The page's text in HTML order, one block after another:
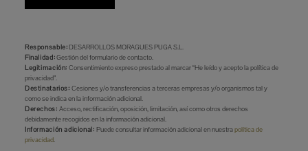
Responsable:DESARROLLOS MORAGUES PUGA S.L.
Finalidad:Gestión del formulario de contacto.
Legitimación: Consentimiento expreso prestado al marcar “He leído y acepto la política de
privacidad”.
Destinatarios: Cesiones y/o transferencias a terceras empresas y/o organismos tal y
como se indica en la información adicional.
Derechos: Acceso, rectificación, oposición, limitación, así como otros derechos
debidamente recogidos en la información adicional.
Información adicional: Puede consultar información adicional en nuestrapolítica de
privacidad.